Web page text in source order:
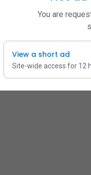
You are
View a short ad
Site-wide access for 12